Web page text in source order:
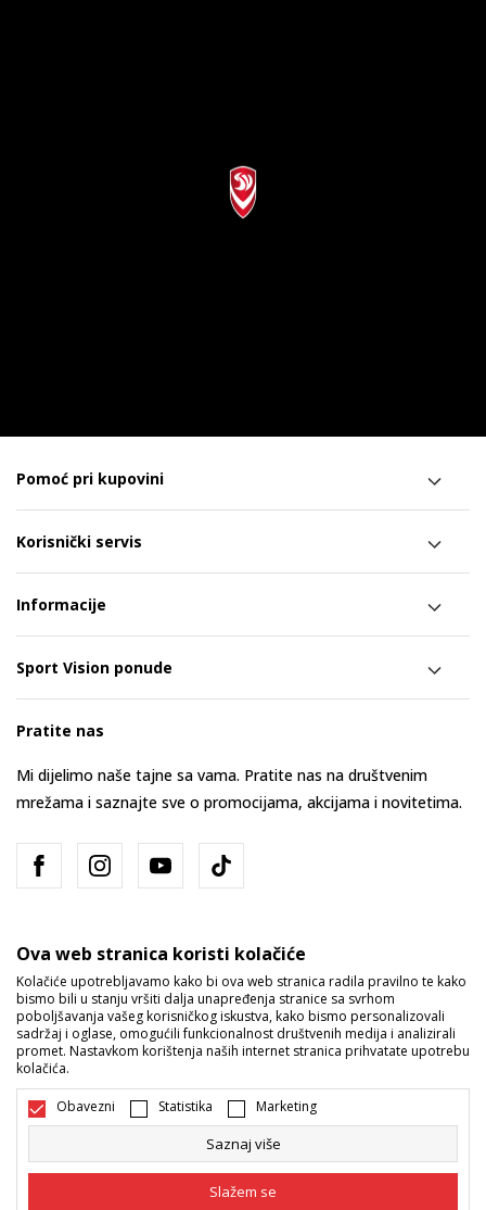
Pomoć pri kupovini
Korisnički servis
Informacije
Sport Vision ponude
Pratite nas
Mi dijelimo naše tajne sa vama. Pratite nas na društvenim
mrežama i saznajte sve o promocijama, akcijama i novitetima.
Bosna i Hercegovina Promijenite
Nastojimo da budemo što precizniji u opisu proizvoda, prikazu slika i
i bez grešaka. Svi artikli prikazani na sajtu su dio naše ponude i ne
Ova web stranica koristi kolačiće
Kolačiće upotrebljavamo kako bi ova web stranica radila pravilno te kako
bismo bili u stanju vršiti dalja unapređenja stranice sa svrhom
poboljšavanja vašeg korisničkog iskustva, kako bismo personalizovali
sadržaj i oglase, omogućili funkcionalnost društvenih medija i analizirali
promet. Nastavkom korištenja naših internet stranica prihvatate upotrebu
kolačića.
Obavezni Statistika Marketing
Saznaj više
Slažem se